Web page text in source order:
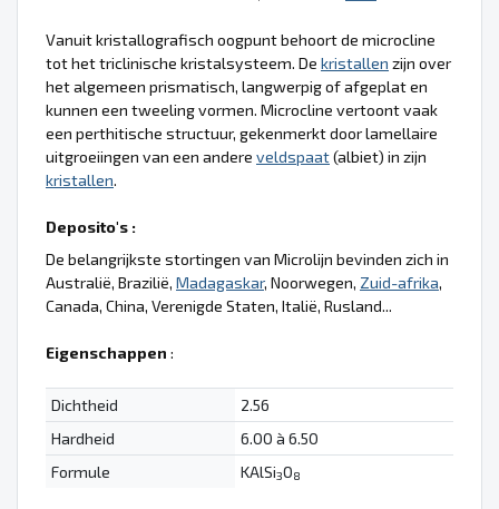
Vanuit kristallografisch oogpunt behoort de microcline
tot het triclinische kristalsysteem. De kristallen zijn over
het algemeen prismatisch, langwerpig of afgeplat en
kunnen een tweeling vormen. Microcline vertoont vaak
een perthitische structuur, gekenmerkt door lamellaire
uitgroeiingen van een andere veldspaat(albiet) in zijn
kristallen.
Deposito's :
De belangrijkste stortingen van Microlijn bevinden zich in
Australië, Brazilië, Madagaskar, Noorwegen, Zuid-afrika,
Canada, China, Verenigde Staten, Italië, Rusland...
Eigenschappen :
Dichtheid
2.56
Hardheid
6.00 à 6.50
Formule
KAlSi3O8